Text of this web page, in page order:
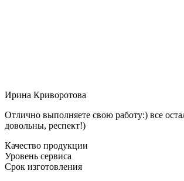
Ирина Криворотова
Отлично выполняете свою работу:) все
довольны, респект!)
Качество продукции
Уровень сервиса
Срок изготовления